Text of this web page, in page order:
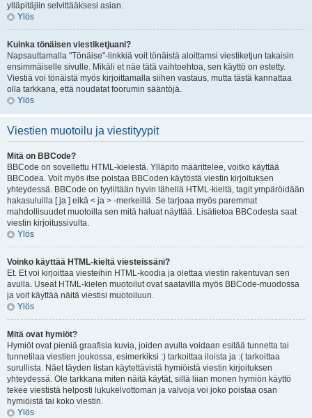
ylläpitäjiin selvittääksesi asian.
Ylös
Kuinka tönäisen viestiketjuani?
Napsauttamalla "Tönäise"-linkkiä voit tönäistä aloittamsi viestiketjun takaisin
ensimmäiselle sivulle. Mikäli et näe tätä vaihtoehtoa, sen käyttö on estetty.
Viestiä voi tönäistä myös kirjoittamalla siihen vastaus, mutta tästä kannattaa
olla tarkkana, että noudatat foorumin sääntöjä.
Ylös
Viestien muotoilu ja viestityypit
Mitä on BBCode?
BBCode on sovellettu HTML-kielestä. Ylläpito määrittelee, voitko käyttää
BBCodea. Voit myös itse poistaa BBCoden käytöstä viestin kirjoituksen
yhteydessä. BBCode on tyyliltään hyvin lähellä HTML-kieltä, tagit ympäröidään
hakasuluilla [ ja ] eikä < ja > -merkeillä. Se tarjoaa myös paremmat
mahdollisuudet muotoilla sen mitä haluat näyttää. Lisätietoa BBCodesta saat
viestin kirjoitussivulta.
Ylös
Voinko käyttää HTML-kieltä viesteissäni?
Et. Et voi kirjoittaa viesteihin HTML-koodia ja olettaa viestin rakentuvan sen
avulla. Useat HTML-kielen muotoilut ovat saatavilla myös BBCode-muodossa
ja voit käyttää näitä viestisi muotoiluun.
Ylös
Mitä ovat hymiöt?
Hymiöt ovat pieniä graafisia kuvia, joiden avulla voidaan esitää tunnetta tai
tunnetilaa viestien joukossa, esimerkiksi :) tarkoittaa iloista ja :( tarkoittaa
surullista. Näet täyden listan käytettävistä hymiöistä viestin kirjoituksen
yhteydessä. Ole tarkkana miten näitä käytät, sillä liian monen hymiön käyttö
tekee viestistä helposti lukukelvottoman ja valvoja voi joko poistaa osan
hymiöistä tai koko viestin.
Ylös